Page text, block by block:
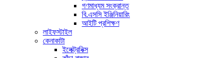
গণমাধ্যম সংক্রান্ত
বি.এসসি ইঞ্জিনিয়ারিং
আইটি প্রশিক্ষণ
লাইফস্টাইল
কেনাকাটা
ইলেক্ট্রনিক্স